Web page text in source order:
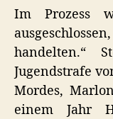
Im Prozess
handelten.“
Jugendstrafe
Mordes,
einem Jahr